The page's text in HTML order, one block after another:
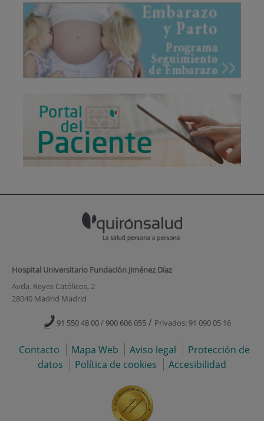
Hospital Universitario Fundación Jiménez Díaz
Avda. Reyes Católicos, 2
28040 Madrid Madrid
91 550 48 00 / 900 606 055 / Privados: 91 090 05 16
Contacto Mapa Web Aviso legal
Protección de
datos
Política de cookies Accesibilidad